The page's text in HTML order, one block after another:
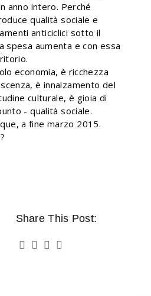
anno intero. Perché
qualità sociale e
anticiclici sotto il
spesa aumenta e con essa
economia, è ricchezza
è innalzamento del
culturale, è gioia di
- qualità sociale.
a fine marzo 2015.
Share This Post: